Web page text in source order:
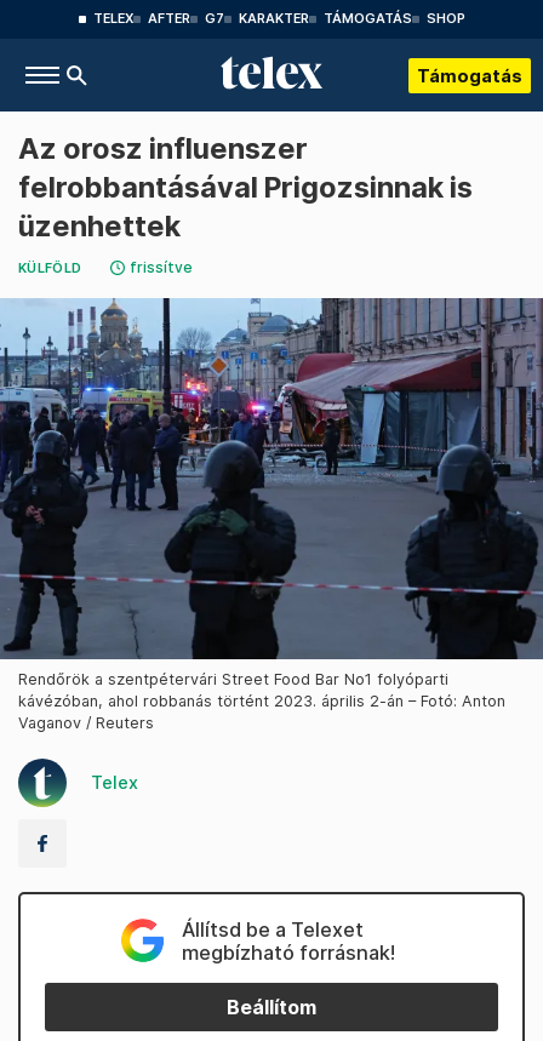
TELEX AFTER G7 KARAKTER TÁMOGATÁS SHOP
Támogatás
Az orosz influenszer
felrobbantásával Prigozsinnak is
üzenhettek
KÜLFÖLD frissítve
Rendőrök a szentpétervári Street Food Bar No1 folyóparti
kávézóban, ahol robbanás történt 2023. április 2-án – Fotó: Anton
Vaganov / Reuters
Telex
Állítsd be a Telexet
megbízható forrásnak!
Beállítom